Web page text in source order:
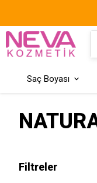
Saç Boyası
Filtreler